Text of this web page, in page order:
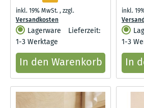
inkl. 19% MwSt.,zzgl.
Versandkosten
Lagerware
Lieferzeit:
1-3 Werktage
In den Warenkorb
inkl.
1-3
In